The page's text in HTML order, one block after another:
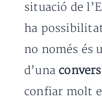
situació de
ha possibilitat
no només és
d’una
confiar molt